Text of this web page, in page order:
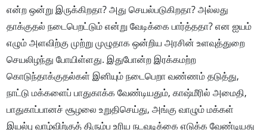
என்ற ஒன்று இருக்கிறதா? அது செயல்படுகிறதா? அல்லது
தாக்குதல் நடைபெறட்டும் என்று வேடிக்கை பார்த்ததா? என ஐயம்
எழும் அளவிற்கு முற்று முழுதாக ஒன்றிய அரசின் உளவுத்துறை
செயலிழந்து போயிள்ளது. இதுபோன்ற இரக்கமற்ற
கொடுந்தாக்குதல்கள் இனியும் நடைபெறா வண்ணம் தடுத்து,
நாட்டு மக்களைப் பாதுகாக்க வேண்டியதும், காஷ்மீரில் அமைதி,
பாதுகாப்பானச் சூழலை உறுதிசெய்து, அங்கு வாழும் மக்கள்
இயல்பு வாழ்விற்குத் திரும்ப உரிய நடவடிக்கை எடுக்க வேண்டியது